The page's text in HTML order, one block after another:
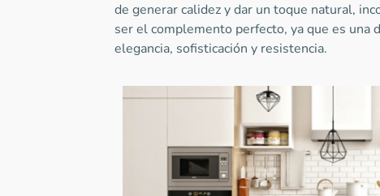
de generar calidez y dar un toque natural,
ser el complemento perfecto, ya que es una
elegancia, sofisticación y resistencia.